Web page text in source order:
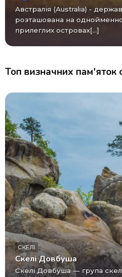
Австралія (Australia) - ​​держава в Південній півкулі,
розташована на
прилеглих островах[...]
Топ визначних пам'яток
СКЕЛІ
Скелі Довбуша
Скелі Довбуша — група скельних останців